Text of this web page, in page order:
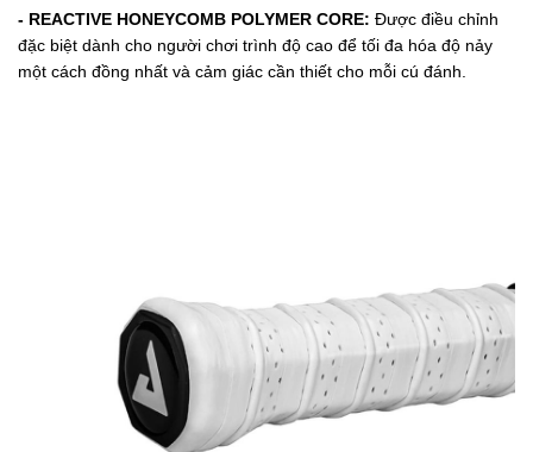
- REACTIVE HONEYCOMB POLYMER CORE: Được điều chỉnh
đặc biệt dành cho người chơi trình độ cao để tối đa hóa độ nảy
một cách đồng nhất và cảm giác cần thiết cho mỗi cú đánh.